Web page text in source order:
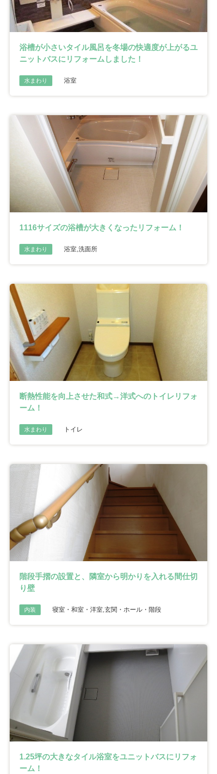
浴槽が小さいタイル風呂を冬場の快適度が上がるユ
ニットバスにリフォームしました！
水まわり 浴室
1116サイズの浴槽が大きくなったリフォーム！
水まわり 浴室,洗面所
断熱性能を向上させた和式→洋式へのトイレリフォ
ーム！
水まわり トイレ
階段手摺の設置と、隣室から明かりを入れる間仕切
り壁
内装 寝室・和室・洋室,玄関・ホール・階段
1.25坪の大きなタイル浴室をユニットバスにリフォ
ーム！